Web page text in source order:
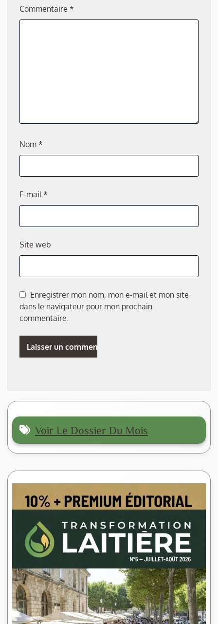
Commentaire *
Nom *
E-mail*
Site web
Enregistrer mon nom, mon e-mail et mon site
dans le navigateur pour mon prochain
commentaire.
Voir Le Dossier Du Mois